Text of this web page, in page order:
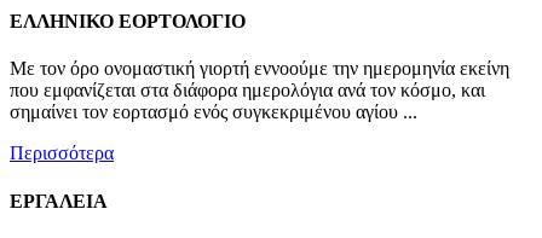
ΕΛΛΗΝΙΚΟ ΕΟΡΤΟΛΟΓΙΟ
Με τον όρο ονομαστική γιορτή εννοούμε την ημερομηνία εκείνη
που εμφανίζεται στα διάφορα ημερολόγια ανά τον κόσμο, και
σημαίνει τον εορτασμό ενός συγκεκριμένου αγίου ...
Περισσότερα
ΕΡΓΑΛΕΙΑ